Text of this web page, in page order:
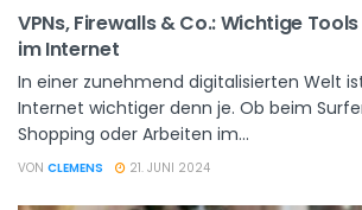
VPNs, Firewalls & Co.: Wichtige
im Internet
In einer zunehmend digitalisierten Welt
Internet wichtiger denn je. Ob beim
Shopping oder Arbeiten im...
VON CLEMENS 21. JUNI 2024